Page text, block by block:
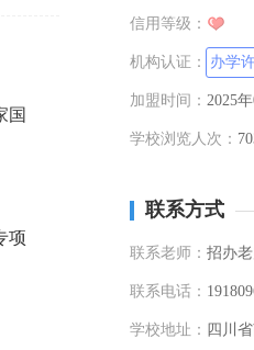
国
项
信用等级：
机构认证： 办学
加盟时间： 2025
学校浏览人次：
联系方式
联系老师： 招办
联系电话：
学校地址： 四川